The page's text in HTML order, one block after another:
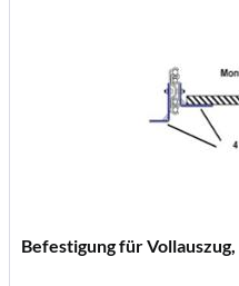
Befestigung für